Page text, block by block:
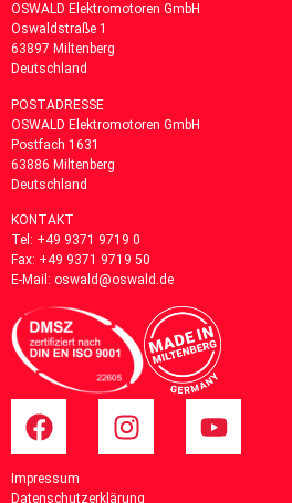
OSWALD Elektromotoren GmbH
Oswaldstraße 1
63897 Miltenberg
Deutschland
POSTADRESSE
OSWALD Elektromotoren GmbH
Postfach 1631
63886 Miltenberg
Deutschland
KONTAKT
Tel: +49 9371 9719 0
Fax: +49 9371 9719 50
E-Mail: oswald@oswald.de
Impressum
Datenschutzerklärung